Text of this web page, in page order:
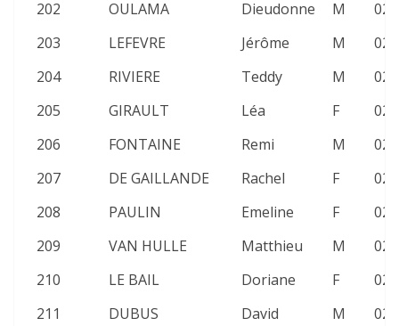
202
OULAMA Dieudonne M
203
LEFEVRE Jérôme M
204
RIVIERE Teddy M
205
GIRAULT Léa F
206
FONTAINE Remi M
207
DE GAILLANDE Rachel F
208
PAULIN Emeline F
209
VAN HULLE Matthieu M
210
LE BAIL Doriane F
211
DUBUS David M